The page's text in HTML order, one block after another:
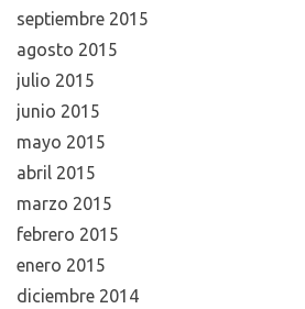
septiembre 2015
agosto 2015
julio 2015
junio 2015
mayo 2015
abril 2015
marzo 2015
febrero 2015
enero 2015
diciembre 2014